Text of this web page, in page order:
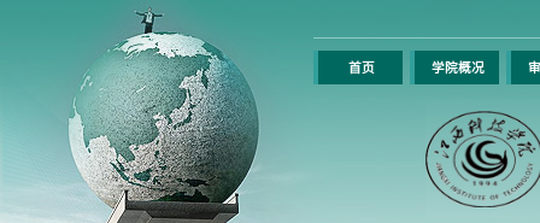
首页 学院概况